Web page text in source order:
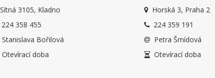
Sítná 3105, Kladno
224 358 455
Stanislava Bořilová
Otevírací doba
Horská 3, Praha 2
224 359 191
Petra Šmídová
Otevírací doba